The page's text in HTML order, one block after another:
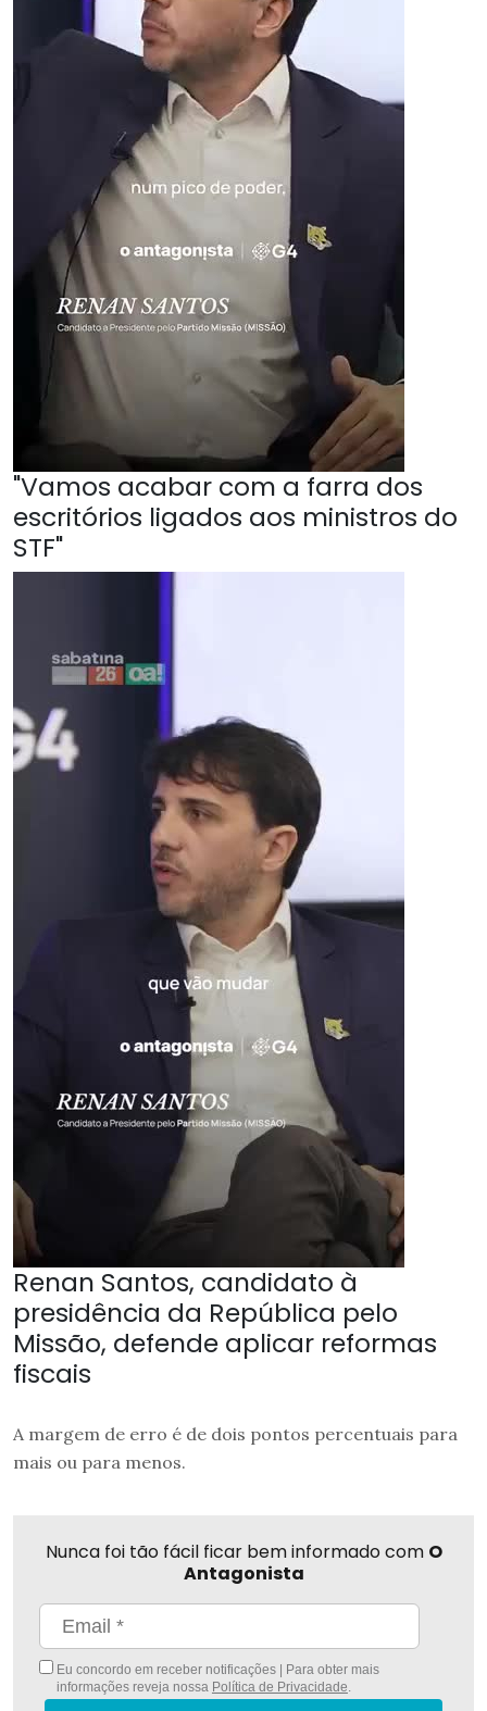
"Vamos acabar com a farra dos
escritórios ligados aos ministros do
STF"
Renan Santos, candidato à
presidência da República pelo
Missão, defende aplicar reformas
fiscais
A margem de erro é de dois pontos percentuais para
mais ou para menos.
Nunca foi tão fácil ficar bem informado com O
Antagonista
Eu concordo em receber notificações | Para obter mais
informações reveja nossa Política de Privacidade.